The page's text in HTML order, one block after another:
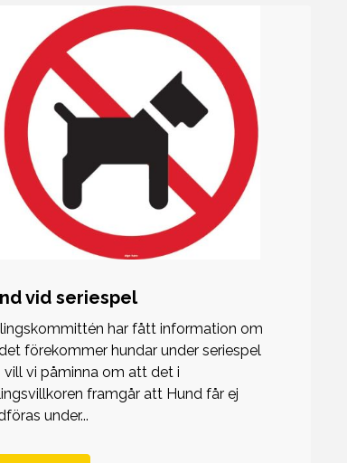
vid seriespel
har fått information om
förekommer hundar under seriespel
vill vi påminna om att det i
framgår att Hund får ej
under...